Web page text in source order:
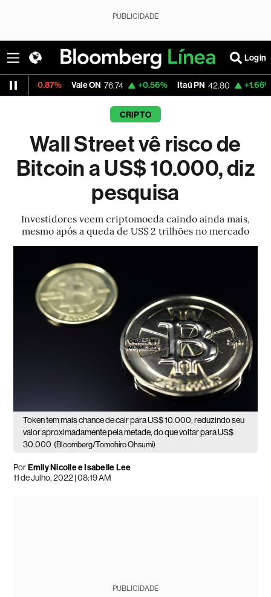
PUBLICIDADE
Login
Vale ON 76.74 +0.56% Itaú PN 42.80 +1.66%
CRIPTO
Wall Street vê risco de
Bitcoin a US$ 10.000, diz
pesquisa
Investidores veem criptomoeda caindo ainda mais,
mesmo após a queda de US$ 2 trilhões no mercado
Token tem mais chance de cair para US$ 10.000, reduzindo seu
valor aproximadamente pela metade, do que voltar para US$
30.000 (Bloomberg/Tomohiro Ohsumi)
PorEmily Nicolle e Isabelle Lee
11 de Julho, 2022 | 08:19 AM
PUBLICIDADE